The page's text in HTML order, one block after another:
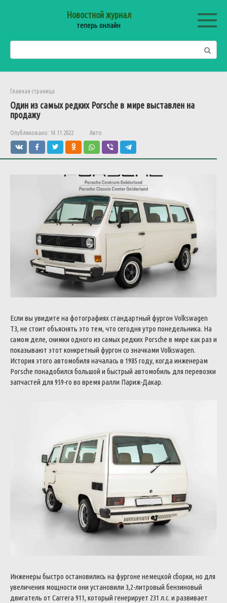
Новостной журнал
теперь онлайн
Главная страница
Один из самых редких Porsche в мире выставлен на
продажу
Опубликовано: 14.11.2022 Авто
Если вы увидите на фотографиях стандартный фургон Volkswagen
T3, не стоит объяснять это тем, что сегодня утро понедельника. На
самом деле, снимки одного из самых редких Porsche в мире как раз и
показывают этот конкретный фургон со значками Volkswagen.
История этого автомобиля началась в 1985 году, когда инженерам
Porsche понадобился большой и быстрый автомобиль для перевозки
запчастей для 959-го во время ралли Париж-Дакар.
Инженеры быстро остановились на фургоне немецкой сборки, но для
увеличения мощности они установили 3,2-литровый бензиновый
двигатель от Carrera 911, который генерирует 231 л.с. и развивает